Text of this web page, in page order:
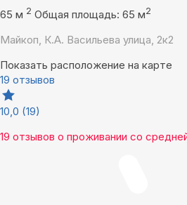
65 м 2 Общая площадь: 65 м2
Майкоп, К.А. Васильева улица, 2к2
Показать расположение на карте
19 отзывов
10,0 (19)
19 отзывов о проживании со